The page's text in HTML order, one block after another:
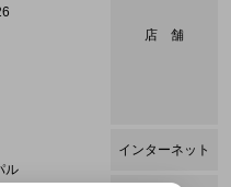
ル
店 舗
インターネット